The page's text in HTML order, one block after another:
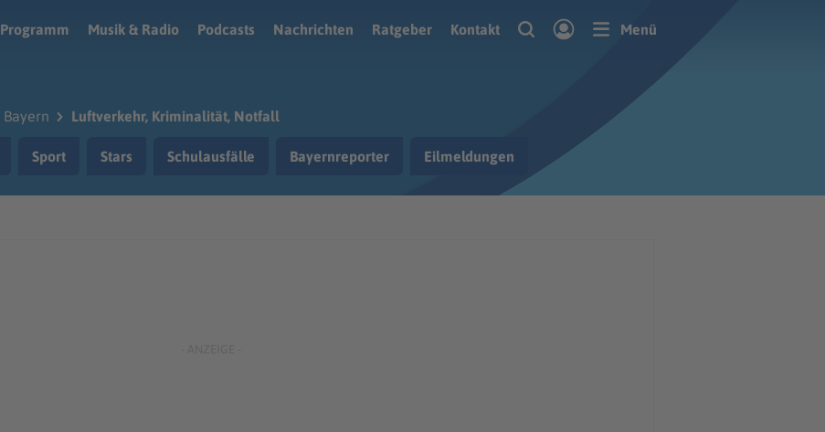
Programm
Musik & Radio Podcasts Nachrichten Ratgeber Kontakt Menü
Bayern Luftverkehr, Kriminalität, Notfall
Sport Stars Schulausfälle Bayernreporter Eilmeldungen